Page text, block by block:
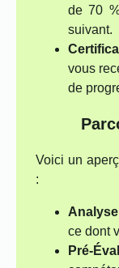
de 70
suivant.
vous
de
Voici un
:
ce dont
Pré-